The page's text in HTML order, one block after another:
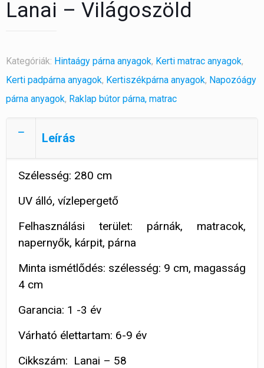
Lanai – Világoszöld
Kategóriák: Hintaágy párna anyagok, Kerti matrac anyagok,
Kerti padpárna anyagok, Kertiszékpárna anyagok, Napozóágy
párna anyagok, Raklap bútor párna, matrac
Leírás
Szélesség: 280 cm
UV álló, vízlepergető
Felhasználási terület: párnák, matracok,
napernyők, kárpit, párna
Minta ismétlődés: szélesség: 9 cm, magasság
4 cm
Garancia: 1 -3 év
Várható élettartam: 6-9 év
Cikkszám: Lanai – 58